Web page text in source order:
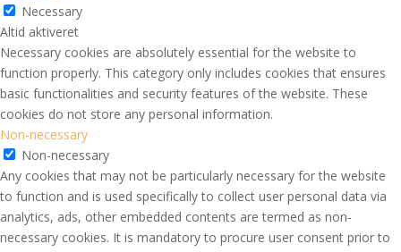
Necessary
Altid aktiveret
Necessary cookies are absolutely essential for the website to
function properly. This category only includes cookies that ensures
basic functionalities and security features of the website. These
cookies do not store any personal information.
Non-necessary
Non-necessary
Any cookies that may not be particularly necessary for the website
to function and is used specifically to collect user personal data via
analytics, ads, other embedded contents are termed as non-
necessary cookies. It is mandatory to procure user consent prior to